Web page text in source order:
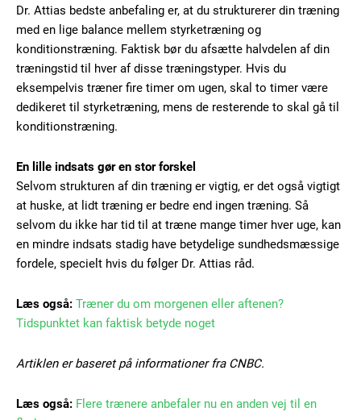
Subscription Plans
Free limited access
Gratis / forever
Dr. Attias bedste anbefaling er, at du strukturerer din træning
med en lige balance mellem styrketræning og
konditionstræning. Faktisk bør du afsætte halvdelen af din
træningstid til hver af disse træningstyper. Hvis du
eksempelvis træner fire timer om ugen, skal to timer være
dedikeret til styrketræning, mens de resterende to skal gå til
konditionstræning.
En lille indsats gør en stor forskel
Selvom strukturen af din træning er vigtig, er det også vigtigt
at huske, at lidt træning er bedre end ingen træning. Så
selvom du ikke har tid til at træne mange timer hver uge, kan
en mindre indsats stadig have betydelige sundhedsmæssige
fordele, specielt hvis du følger Dr. Attias råd.
Læs også: Træner du om morgenen eller aftenen?
Tidspunktet kan faktisk betyde noget
Artiklen er baseret på informationer fra CNBC.
Læs også: Flere trænere anbefaler nu en anden vej til en